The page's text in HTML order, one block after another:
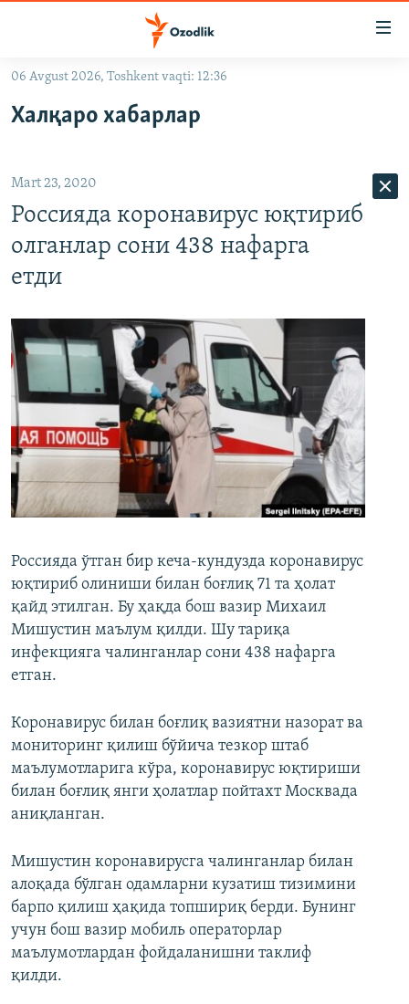
Асосий
навигацияга
Қидиришга
ўтинг
OZODVIDEO
На русском
ИЖТИМОИЙ ТАРМОҚЛАР
Озодлик бошқа тилларда
06 Avgust 2026, Toshkent vaqti: 12:36
Халқаро хабарлар
Mart 23, 2020
Россияда коронавирус юқтириб
олганлар сони 438 нафарга
етди
Россияда ўтган бир кеча-кундузда коронавирус
юқтириб олиниши билан боғлиқ 71 та ҳолат
қайд этилган. Бу ҳақда бош вазир Михаил
Мишустин маълум қилди. Шу тариқа
инфекцияга чалинганлар сони 438 нафарга
етган.
Коронавирус билан боғлиқ вазиятни назорат ва
мониторинг қилиш бўйича тезкор штаб
маълумотларига кўра, коронавирус юқтириши
билан боғлиқ янги ҳолатлар пойтахт Москвада
аниқланган.
Мишустин коронавирусга чалинганлар билан
алоқада бўлган одамларни кузатиш тизимини
барпо қилиш ҳақида топшириқ берди. Бунинг
учун бош вазир мобиль операторлар
маълумотлардан фойдаланишни таклиф
қилди.